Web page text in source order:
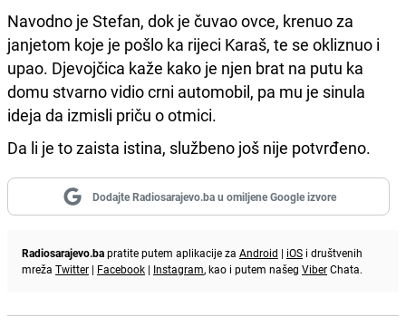
Navodno je Stefan, dok je čuvao ovce, krenuo za
janjetom koje je pošlo ka rijeci Karaš, te se okliznuo i
upao. Djevojčica kaže kako je njen brat na putu ka
domu stvarno vidio crni automobil, pa mu je sinula
ideja da izmisli priču o otmici.
Da li je to zaista istina, službeno još nije potvrđeno.
Dodajte Radiosarajevo.ba u omiljene Google izvore
Radiosarajevo.bapratite putem aplikacije za Android | iOS i društvenih
mreža Twitter | Facebook | Instagram, kao i putem našeg ViberChata.